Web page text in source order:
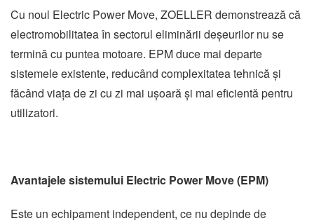
Cu noul Electric Power Move, ZOELLER demonstrează că
electromobilitatea în sectorul eliminării deșeurilor nu se
termină cu puntea motoare. EPM duce mai departe
sistemele existente, reducând complexitatea tehnică și
făcând viața de zi cu zi mai ușoară și mai eficientă pentru
utilizatori.
Avantajele sistemului Electric Power Move (EPM)
Este un echipament independent, ce nu depinde de